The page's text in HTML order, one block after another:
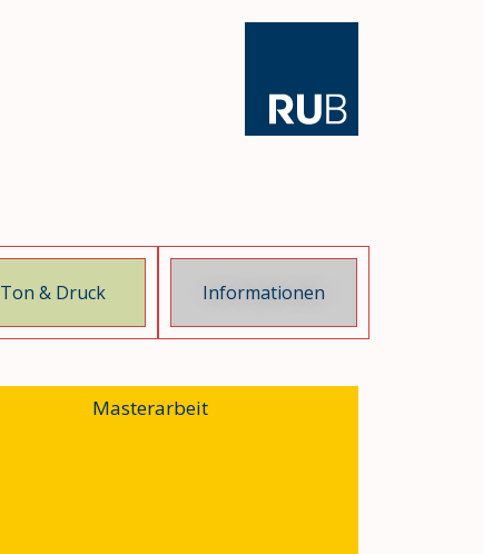
Ton & Druck Informationen
Masterarbeit